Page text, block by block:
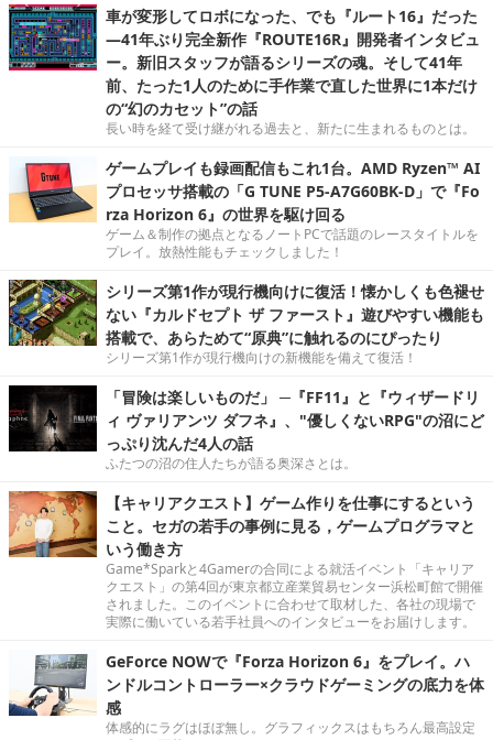
車が変形してロボになった、でも『ルート16』だった
―41年ぶり完全新作『ROUTE16R』開発者インタビュ
ー。新旧スタッフが語るシリーズの魂。そして41年
前、たった1人のために手作業で直した世界に1本だけ
の“幻のカセット”の話
長い時を経て受け継がれる過去と、新たに生まれるものとは。
ゲームプレイも録画配信もこれ1台。AMD Ryzen™ AI
プロセッサ搭載の「G TUNE P5-A7G60BK-D」で『Fo
rza Horizon 6』の世界を駆け回る
ゲーム＆制作の拠点となるノートPCで話題のレースタイトルを
プレイ。放熱性能もチェックしました！
シリーズ第1作が現行機向けに復活！懐かしくも色褪せ
ない『カルドセプト ザ ファースト』遊びやすい機能も
搭載で、あらためて“原典”に触れるのにぴったり
シリーズ第1作が現行機向けの新機能を備えて復活！
「冒険は楽しいものだ」 ─『FF11』と『ウィザードリ
ィ ヴァリアンツ ダフネ』、"優しくないRPG"の沼にど
っぷり沈んだ4人の話
ふたつの沼の住人たちが語る奥深さとは。
【キャリアクエスト】ゲーム作りを仕事にするという
こと。セガの若手の事例に見る，ゲームプログラマと
いう働き方
Game*Sparkと4Gamerの合同による就活イベント「キャリア
クエスト」の第4回が東京都立産業貿易センター浜松町館で開催
されました。このイベントに合わせて取材した、各社の現場で
実際に働いている若手社員へのインタビューをお届けします。
GeForce NOWで『Forza Horizon 6』をプレイ。ハ
ンドルコントローラー×クラウドゲーミングの底力を体
感
体感的にラグはほぼ無し。グラフィックスはもちろん最高設定